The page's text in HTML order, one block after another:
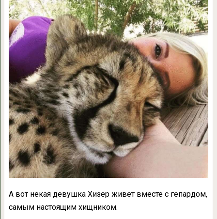
А вот некая девушка Хизер живет вместе с гепардом,
самым настоящим хищником.